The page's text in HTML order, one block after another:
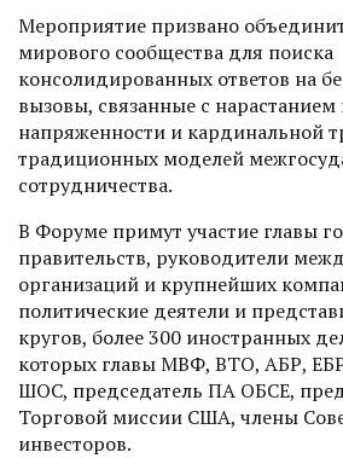
Мероприятие призвано
мирового сообщества для поиска
консолидированных ответов на
вызовы, связанные с нарастанием
напряженности и кардинальной
традиционных моделей
сотрудничества.
В Форуме примут участие главы
правительств, руководители
организаций и крупнейших
политические деятели и
кругов, более 300 иностранных
которых главы МВФ, ВТО, АБР,
ШОС, председатель ПА ОБСЕ,
Торговой миссии США, члены
инвесторов.